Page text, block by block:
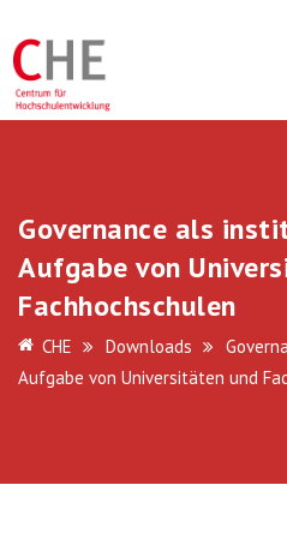
Governance als
Aufgabe von
Fachhochschulen
CHE Downloads
Aufgabe von Universitäten und